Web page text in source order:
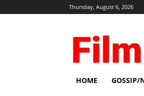
Thursday, August 6, 2026
HOME GOSSIP/